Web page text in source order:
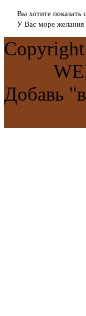
Вы хотите
У Вас море желания
Добавь